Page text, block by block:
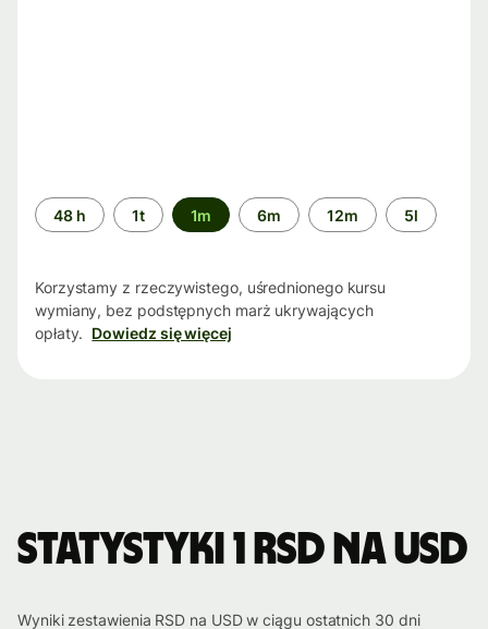
Przedział
czasu
48 h 1t 1m 6m 12m 5l
Korzystamy z rzeczywistego, uśrednionego kursu
wymiany, bez podstępnych marż ukrywających
opłaty. Dowiedz się więcej
Statystyki 1 RSD na USD
Wyniki zestawienia RSD na USD w ciągu ostatnich 30 dni